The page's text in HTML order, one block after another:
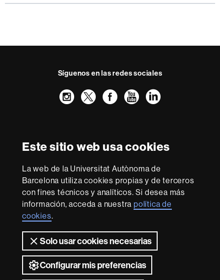
Este sitio web usa cookies
La web de la Universitat Autònoma de
Barcelona utiliza cookies propias y de terceros
con fines técnicos y analíticos. Si desea más
información, acceda a nuestrapolítica de
cookies.
Solo usar cookies necesarias
Configurar mis preferencias
Síguenos en las redes sociales
Instagram
TwitterFacebook
Youtube
LinkedIn
Excellence
Research
-
Euraxess
Con la financiación de
Sobre
esta
web Aviso legal Protección de datos
web Accesibilidad web Mapa del web UAB